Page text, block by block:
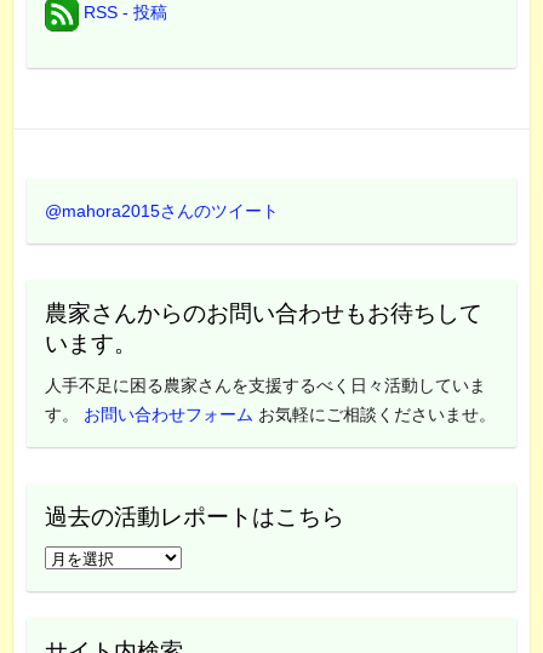
RSS - 投稿
@mahora2015さんのツイート
農家さんからのお問い合わせもお待ちして
います。
人手不足に困る農家さんを支援するべく日々活動していま
す。 お問い合わせフォーム お気軽にご相談くださいませ。
過去の活動レポートはこちら
過
活